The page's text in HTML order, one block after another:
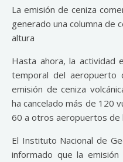
La emisión de ceniza
generado una columna de
altura
Hasta ahora, la actividad
temporal del aeropuerto
emisión de ceniza
ha cancelado más de 120
60 a otros aeropuertos de
El Instituto Nacional de
informado que la